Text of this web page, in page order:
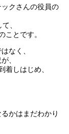
クさんの役員の
、
ことです。
なく、
、
着しはじめ、
かはまだわかり